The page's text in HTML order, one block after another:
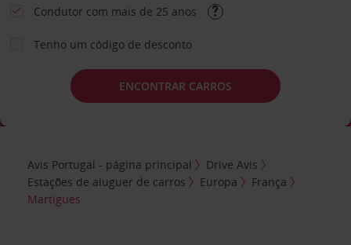
Condutor com mais de 25 anos
Tenho um código de desconto
ENCONTRAR CARROS
Avis Portugal - página principal
Drive Avis
Estações de aluguer de carros
Europa
França
Martigues